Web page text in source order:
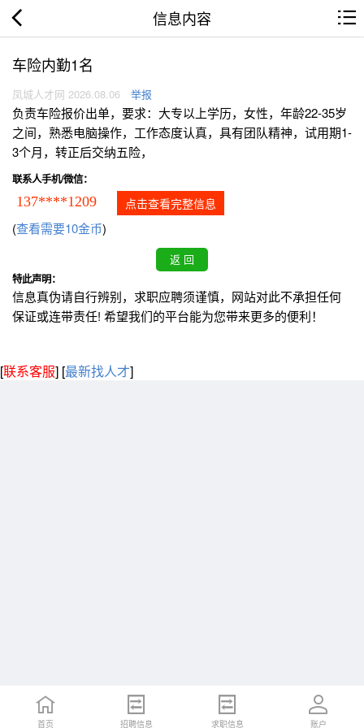
信息内容
车险内勤1名
凤城人才网 2026.08.06 举报
负责车险报价出单，要求：大专以上学历，女性，年龄22-35岁
之间，熟悉电脑操作，工作态度认真，具有团队精神，试用期1-
3个月，转正后交纳五险，
联系人手机/微信：
137****1209 点击查看完整信息
(查看需要10金币)
特此声明：
信息真伪请自行辨别，求职应聘须谨慎，网站对此不承担任何
保证或连带责任! 希望我们的平台能为您带来更多的便利！
[联系客服] [最新找人才]
首页 招聘信息 求职信息 账户